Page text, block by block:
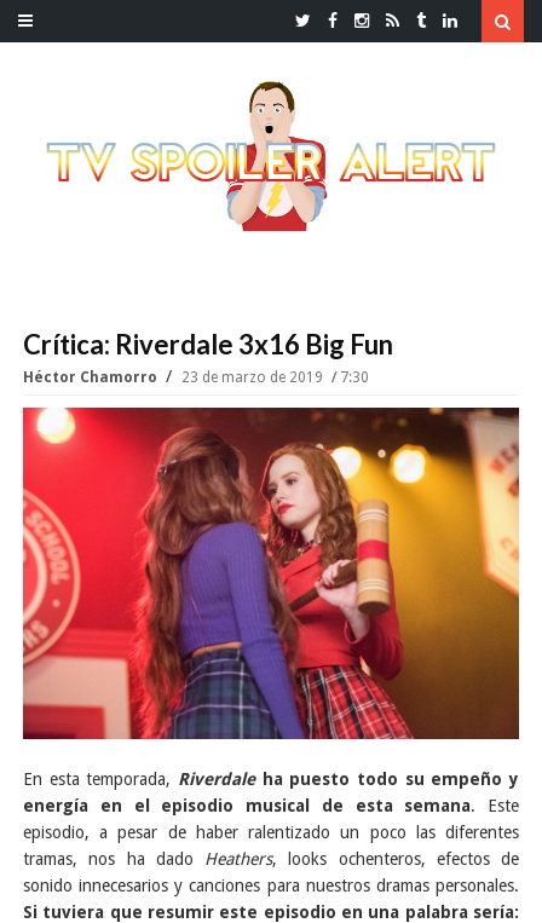
Crítica: Riverdale 3x16 Big Fun
Héctor Chamorro 23 de marzo de 2019 7:30
En esta temporada, Riverdaleha puesto todo su empeño y
energía en el episodio musical de esta semana. Este
episodio, a pesar de haber ralentizado un poco las diferentes
tramas, nos ha dado Heathers, looks ochenteros, efectos de
sonido innecesarios y canciones para nuestros dramas personales.
Si tuviera que resumir este episodio en una palabra sería: